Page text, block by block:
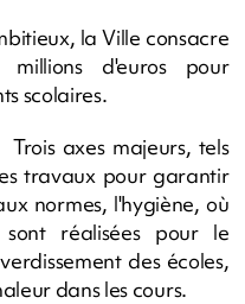
la Ville consacre
d'euros pour
scolaires.
axes majeurs, tels
travaux pour garantir
normes, l'hygiène, où
sont réalisées pour le
des écoles,
dans les cours.